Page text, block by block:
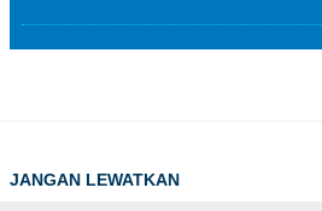
JANGAN LEWATKAN